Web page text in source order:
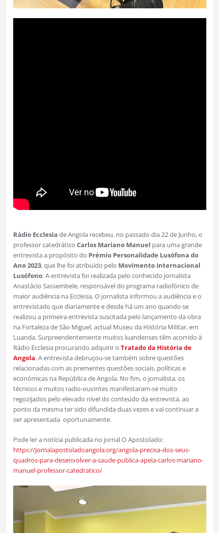
Rádio Ecclesia de Angola recebeu, no passado dia 22 de Junho, o
professor catedrático Carlos Mariano Manuel para uma grande
entrevista a propósito do Prémio Personalidade Lusófona do
Ano 2023, que lhe foi atribuído pelo Movimento Internacional
Lusófono. A entrevista foi realizada pelo conhecido jornalista
Anastácio Sassembele, responsável do programa radiofónico de
maior audiência na Ecclesia. O jornalista informou a audiência e o
entrevistado que diariamente e desde há um ano quando se
realizou a primeira entrevista suscitada pelo lançamento da obra
na Fortaleza de São Miguel, actual Museu da História Militar, em
Luanda. Surpreendentemente muitos luandenses têm acorrido à
Rádio Ecclesia procurando adquirir o Tratado da História de
Angola. A entrevista debruçou-se também sobre questões
relacionadas com as prementes questões sociais, políticas e
económicas na República de Angola. No fim, o jornalista, os
técnicos e muitos radio-ouvintes manifestaram-se muito
regozijados pelo elevado nível do conteúdo da entrevista, ao
ponto da mesma ter sido difundida duas vezes e vai continuar a
ser apresentada oportunamente.
Pode ler a notícia publicada no jornal O Apostolado:
https://jornalapostoladoangola.org/angola-precisa-dos-seus-
quadros-para-desenvolver-a-saude-publica-apela-carlos-mariano-
manuel-professor-catedratico/